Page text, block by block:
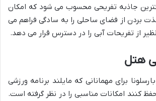
جاذبه تفریحی محسوب می شود که امکان
بردن از فضای ساحلی را به سادگی فراهم می
از تفریحات آبی را در دسترس قرار می دهد.
هتل
برای مهمانانی که مایلند برنامه ورزشی
کنند امکانات مناسبی را در نظر گرفته است.